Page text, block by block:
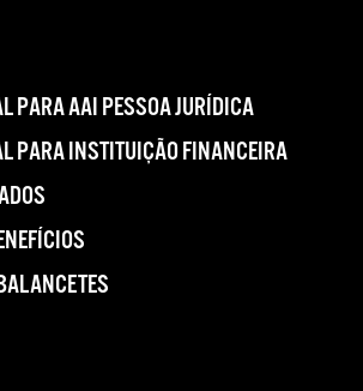
PARA AAI PESSOA JURÍDICA
PARA INSTITUIÇÃO FINANCEIRA